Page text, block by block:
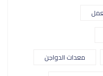
معدات الدواجن